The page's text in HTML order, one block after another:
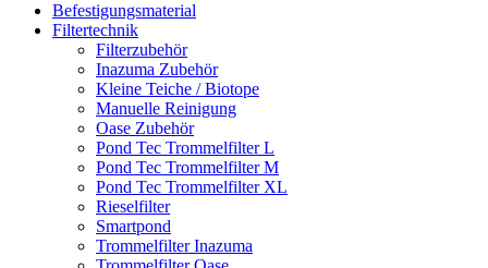
Befestigungsmaterial
Filtertechnik
Filterzubehör
Inazuma Zubehör
Kleine Teiche / Biotope
Manuelle Reinigung
Oase Zubehör
Pond Tec Trommelfilter L
Pond Tec Trommelfilter M
Pond Tec Trommelfilter XL
Rieselfilter
Smartpond
Trommelfilter Inazuma